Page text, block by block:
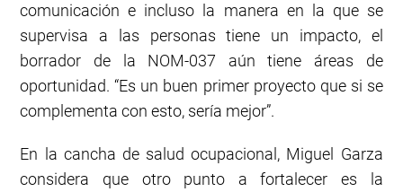
comunicación e incluso la manera en la que se
supervisa a las personas tiene un impacto, el
borrador de la NOM-037 aún tiene áreas de
oportunidad. “Es un buen primer proyecto que si se
complementa con esto, sería mejor”.
En la cancha de salud ocupacional, Miguel Garza
considera que otro punto a fortalecer es la